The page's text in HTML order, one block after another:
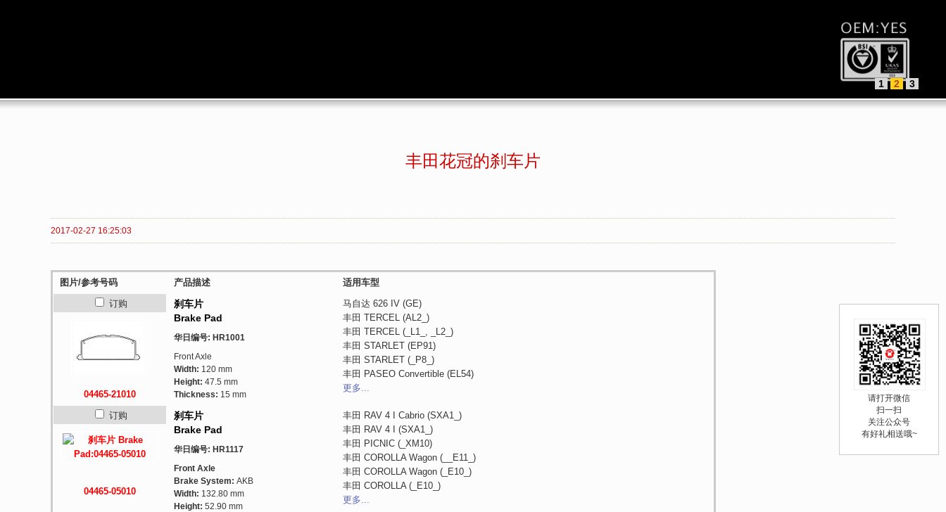
1 2 3
丰田花冠的刹车片
图片/参考号码 产品描述
适用车型
订购
04465-21010
刹车片
Brake Pad
华日编号: HR1001
Front Axle
Width: 120 mm
Height: 47.5 mm
Thickness: 15 mm
马自达 626 IV (GE)
丰田 TERCEL (AL2_)
丰田 TERCEL (_L1_, _L2_)
丰田 STARLET (EP91)
丰田 STARLET (_P8_)
丰田 PASEO Convertible (EL54)
更多...
订购
04465-05010
刹车片
Brake Pad
华日编号: HR1117
Front Axle
Brake System: AKB
Width: 132.80 mm
Height: 52.90 mm
丰田 RAV 4 I Cabrio (SXA1_)
丰田 RAV 4 I (SXA1_)
丰田 PICNIC (_XM10)
丰田 COROLLA Wagon (__E11_)
丰田 COROLLA Wagon (_E10_)
丰田 COROLLA (_E10_)
更多...
2017-02-27 16:25:03
请打开微信
扫一扫
关注公众号
有好礼相送哦~